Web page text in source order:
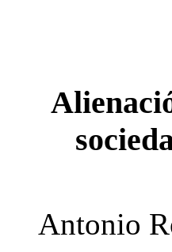
Antonio